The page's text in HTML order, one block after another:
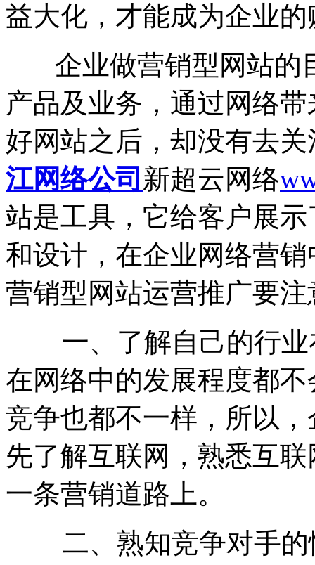
益大化，才能成为企业
企业做营销型网站的
产品及业务，通过网络
好网站之后，却没有去
江网络公司 新超云网络
站是工具，它给客户展
和设计，在企业网络营
营销型网站运营推广要
一、了解自己的行业
在网络中的发展程度都
竞争也都不一样，所以
先了解互联网，熟悉互
一条营销道路上。
二、熟知竞争对手的